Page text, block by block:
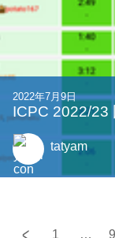
2022年7月9日
ICPC 2022/23
tatyam
1 …